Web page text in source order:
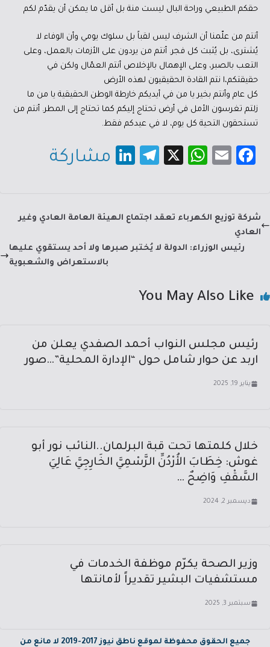
حقكم الطبيعي وراحة البال ليست منة بل أقل ما يمكن أن يقدّم لكم
أنتم من علّمنا أن الشرف ليس لقباً بل سلوك يومي وأن الوفاء لا
يُشترى، بل يُثبت كل فجر. أنتم من يردون على الأزمات بالعمل، وعلى
التعب بالصبر، وعلى الإهمال بالإخلاص أنتم العمّال ولكن في
حقيقتكم،ا نتم القادة الحقيقيون لهذه الأرض
كل عام وأنتم بخير يا من في أيديكم خارطة الوطن الحقيقية يا من ما
زلتم تغرسون الأمل في أرض تحتاج إليكم كما تحتاج إلى المطر. أنتم من
تستحقون التحية كل يوم، لا في عيدكم فقط.
Fa
b
o
ok
E
W
sA
p
X
Te
a
Li
dI
مشاركة
شركة توزيع الكهرباء تعقد اجتماع الهيئة العامة العادي وغير
العادي
رئيس الوزراء: الدولة لا يُختبر صبرها ولا أحد يستقوي عليها
بالاستعراض والشعبوية
You May Also Like
رئيس مجلس النواب أحمد الصفدي يعلن من
اربد عن حوار شامل حول “الإدارة المحلية”…صور
يناير 19, 2025
خلال كلمتها تحت قبة البرلمان..النائب نور أبو
غوش: خِطَابَ الأُرْدُنِّ الرَّسْمِيَّ الخَارِجِيَّ عَالِيَ
السَّقْفِ وَاضِحٌ …
ديسمبر 2, 2024
وزير الصحة يكرّم موظفة الخدمات في
مستشفيات البشير تقديراً لأمانتها
سبتمبر 3, 2025
جميع الحقوق محفوظة لموقع ناطق نيوز 2017-2019 لا مانع من